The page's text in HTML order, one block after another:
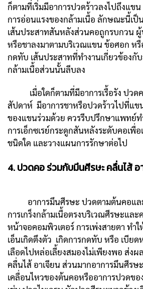
ก็ตามที่เริ่มมีอาการปวดร้าวลงไปถึงแข
การอ่อนแรงของกล้ามเนื้อ ลักษณะนี้เป็
เส้นประสาทสันหลังส่วนคอถูกรบกวน
หรือชาลงมาตามบริเวณแขน ข้อศอก ห
กดทับ เส้นประสาทที่ทำงานเกี่ยวข้องกั
กล้ามเนื้อส่วนนั้นลีบลง
เมื่อใดก็ตามที่มีอาการเรื้อรัง ปวดค
สัปดาห์ มีอาการชาหรือปวดร้าวไปที่แข
ของแขนร่วมด้วย ควรรีบปรึกษาแพทย์ท
การเอ็กซเรย์กระดูกสันหลังระดับคอเพื่อ
ชนิดใด และวางแผนการรักษาต่อไป
4. ปวดคอ ร่วมกับมึนศีรษะ คลื่นไส้ อ
อาการมึนศีรษะ ปวดตามต้นคอแล
การเกร็งกล้ามเนื้อตรงบริเวณศีรษะแล
หน้าจอคอมพิวเตอร์ การเพ่งสายตา ทำ
เอ็นเกิดตึงตัว เกิดการกดทับ หรือ เบีย
เลือดไปหล่อเลี้ยงสมองไม่เพียงพอ ส่งผ
คลื่นไส้ อาเจียน ส่วนมากอาการมึนศีร
เคลื่อนไหวของต้นคอหรืออาการปวดข